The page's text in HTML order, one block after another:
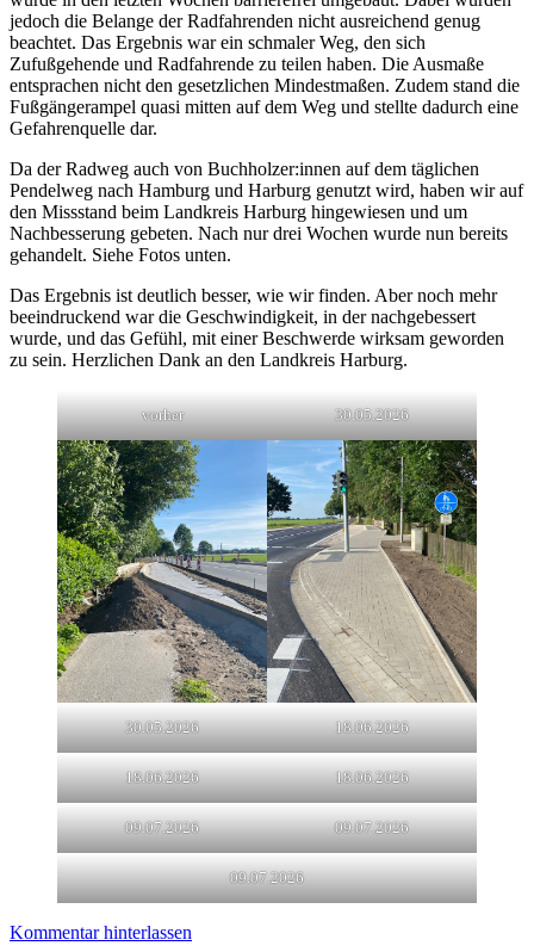
jedoch die Belange der Radfahrenden nicht ausreichend genug
beachtet. Das Ergebnis war ein schmaler Weg, den sich
Zufußgehende und Radfahrende zu teilen haben. Die Ausmaße
entsprachen nicht den gesetzlichen Mindestmaßen. Zudem stand die
Fußgängerampel quasi mitten auf dem Weg und stellte dadurch eine
Gefahrenquelle dar.
Da der Radweg auch von Buchholzer:innen auf dem täglichen
Pendelweg nach Hamburg und Harburg genutzt wird, haben wir auf
den Missstand beim Landkreis Harburg hingewiesen und um
Nachbesserung gebeten. Nach nur drei Wochen wurde nun bereits
gehandelt. Siehe Fotos unten.
Das Ergebnis ist deutlich besser, wie wir finden. Aber noch mehr
beeindruckend war die Geschwindigkeit, in der nachgebessert
wurde, und das Gefühl, mit einer Beschwerde wirksam geworden
zu sein. Herzlichen Dank an den Landkreis Harburg.
vorher 30.05.2026
30.05.2026 18.06.2026
18.06.2026 18.06.2026
09.07.2026 09.07.2026
09.07.2026
Kommentar hinterlassen